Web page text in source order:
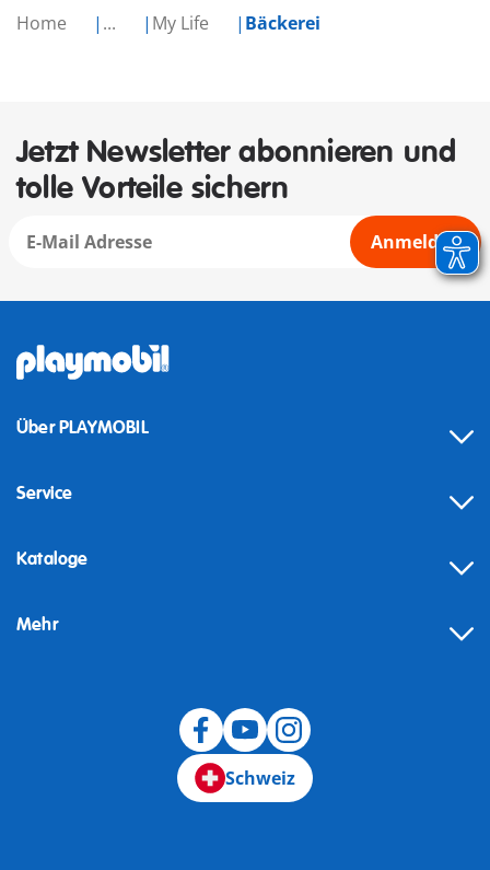
Home ... My Life Bäckerei
Jetzt Newsletter abonnieren und
tolle Vorteile sichern
Anmelden
Über PLAYMOBIL
Service
Kataloge
Mehr
Schweiz